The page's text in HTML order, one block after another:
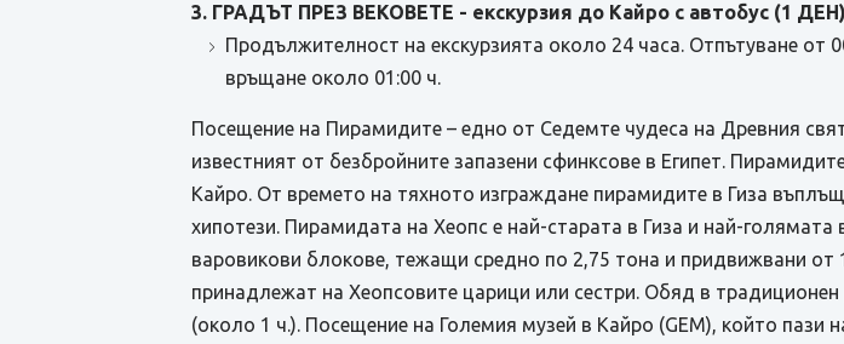
3. ГРАДЪТ ПРЕЗ ВЕКОВЕТЕ - екскурзия до Кайро с автобус (1 ДЕН)
Продължителност на екскурзията около 24 часа. Отпътуване от
връщане около 01:00 ч.
Посещение на Пирамидите – едно от Седемте чудеса на Древния
известният от безбройните запазени сфинксове в Египет.
Кайро. От времето на тяхното изграждане пирамидите в Гиза
хипотези. Пирамидата на Хеопс е най-старата в Гиза и най-голямата
варовикови блокове, тежащи средно по 2,75 тона и придвижвани
принадлежат на Хеопсовите царици или сестри. Обяд в
(около 1 ч.). Посещение на Големия музей в Кайро (GEM), който